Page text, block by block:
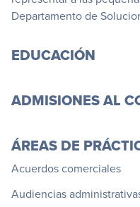
Departamento de
EDUCACIÓN
ADMISIONES AL
ÁREAS DE
Acuerdos comerciales
Audiencias